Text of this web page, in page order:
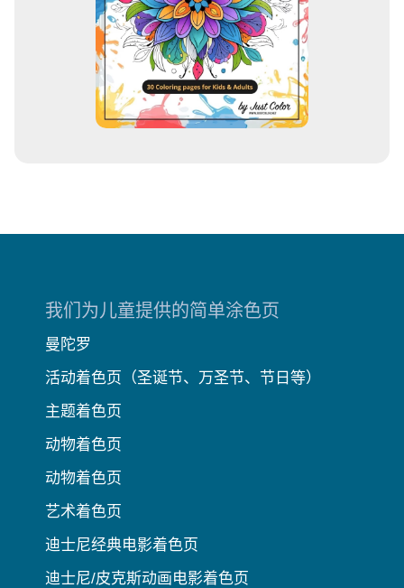
我们为儿童提供的简单涂色页
曼陀罗
活动着色页（圣诞节、万圣节、节日等）
主题着色页
动物着色页
动物着色页
艺术着色页
迪士尼经典电影着色页
迪士尼/皮克斯动画电影着色页